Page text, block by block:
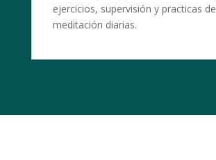
ejercicios, supervisión y practicas de
meditación diarias.